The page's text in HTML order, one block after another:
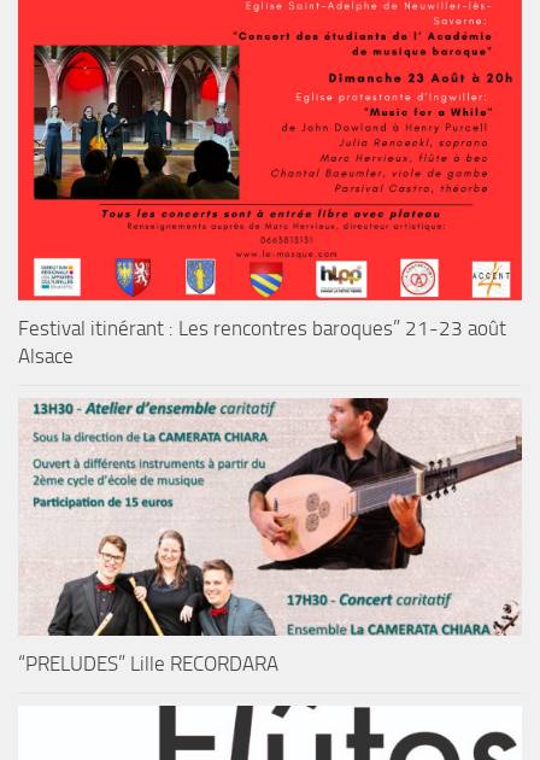
Festival itinérant : Les rencontres baroques” 21-23 août
Alsace
“PRELUDES” Lille RECORDARA